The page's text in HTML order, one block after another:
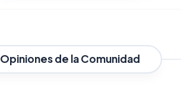
Opiniones de la Comunidad